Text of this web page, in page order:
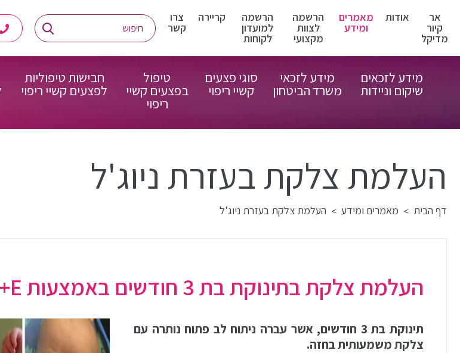
אר
קיור
מדיקל
אודות מאמרים
ומידע
הרשמה
לצוות
מקצועי
הרשמה
למועדון
לקוחות
קריירה צרו
קשר
מידע לזכאים
שיקום וניידות
מידע לזכאי
משרד הביטחון
סוגי פצעים
קשיי ריפוי
טיפול
בפצעים קשיי
ריפוי
חבישות טיפוליות
לפצעים קשיי ריפוי
העלמת צלקת בעזרת ניוג'ל
דף הבית > מאמרים ומידע > העלמת צלקת בעזרת ניוג'ל
העלמת צלקת בתינוקת בת 3 חודשים באמצעות NewGel+E
תינוקת בת 3 חודשים, אשר עברה ניתוח לב פתוח נותרה עם
צלקת משמעותית בחזה.